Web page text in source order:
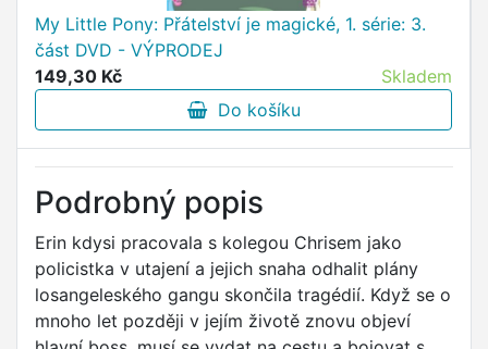
My Little Pony: Přátelství je magické, 1. série: 3.
část DVD - VÝPRODEJ
149,30 Kč
Skladem
Do košíku
Podrobný popis
Erin kdysi pracovala s kolegou Chrisem jako
policistka v utajení a jejich snaha odhalit plány
losangeleského gangu skončila tragédií. Když se o
mnoho let později v jejím životě znovu objeví